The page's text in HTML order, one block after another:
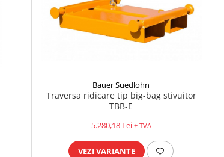
Bauer Suedlohn
Traversa ridicare tip big-bag stivuitor
TBB-E
5.280,18 Lei + TVA
VEZI VARIANTE